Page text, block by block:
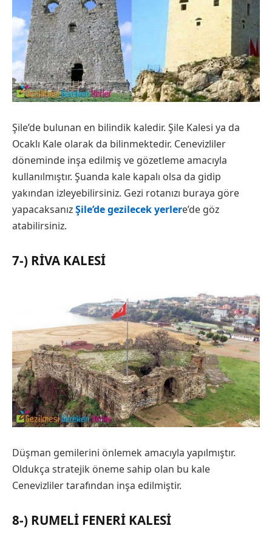
Şile’de bulunan en bilindik kaledir. Şile Kalesi ya da
Ocaklı Kale olarak da bilinmektedir. Cenevizliler
döneminde inşa edilmiş ve gözetleme amacıyla
kullanılmıştır. Şuanda kale kapalı olsa da gidip
yakından izleyebilirsiniz. Gezi rotanızı buraya göre
yapacaksanızŞile’de gezilecek yerlere’de göz
atabilirsiniz.
7-) RIVA KALESI
Düşman gemilerini önlemek amacıyla yapılmıştır.
Oldukça stratejik öneme sahip olan bu kale
Cenevizliler tarafından inşa edilmiştir.
8-) RUMELI FENERI KALESI